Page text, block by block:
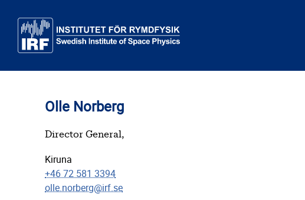
Olle Norberg
Director General,
Kiruna
+46 72 581 3394
olle.norberg@irf.se